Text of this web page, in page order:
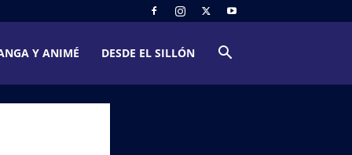
Y ANIMÉ DESDE EL SILLÓN